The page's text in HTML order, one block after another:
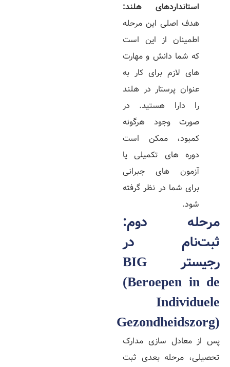
استانداردهای هلند:
هدف اصلی این مرحله
اطمینان از این است
که شما دانش و مهارت‌
های لازم برای کار به
عنوان پرستار در هلند
را دارا هستید. در
صورت وجود هرگونه
کمبود، ممکن است
دوره‌ های تکمیلی یا
آزمون‌ های جبرانی
برای شما در نظر گرفته
شود.
مرحله دوم:
ثبت‌نام در
رجیستر BIG
(Beroepen in de
Individuele
Gezondheidszorg)
پس از معادل‌ سازی مدارک
تحصیلی، مرحله بعدی ثبت‌